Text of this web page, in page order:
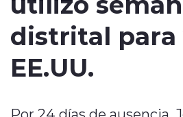
Deportes
Internacional
distrital para
EE.UU.
Por 24 días de ausencia,